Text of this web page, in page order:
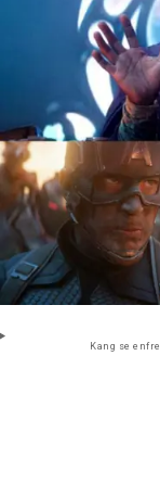
Kang se